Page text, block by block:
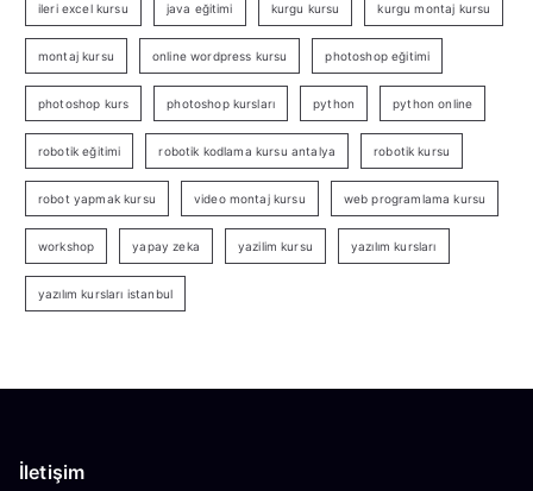
ileri excel kursu java eğitimi kurgu kursu kurgu montaj kursu
montaj kursu online wordpress kursu photoshop eğitimi
photoshop kurs photoshop kursları python python online
robotik eğitimi robotik kodlama kursu antalya robotik kursu
robot yapmak kursu video montaj kursu web programlama kursu
workshop yapay zeka yazilim kursu yazılım kursları
yazılım kursları istanbul
İletişim